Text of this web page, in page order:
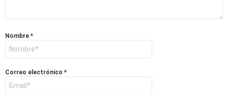
Nombre *
Correo electrónico *